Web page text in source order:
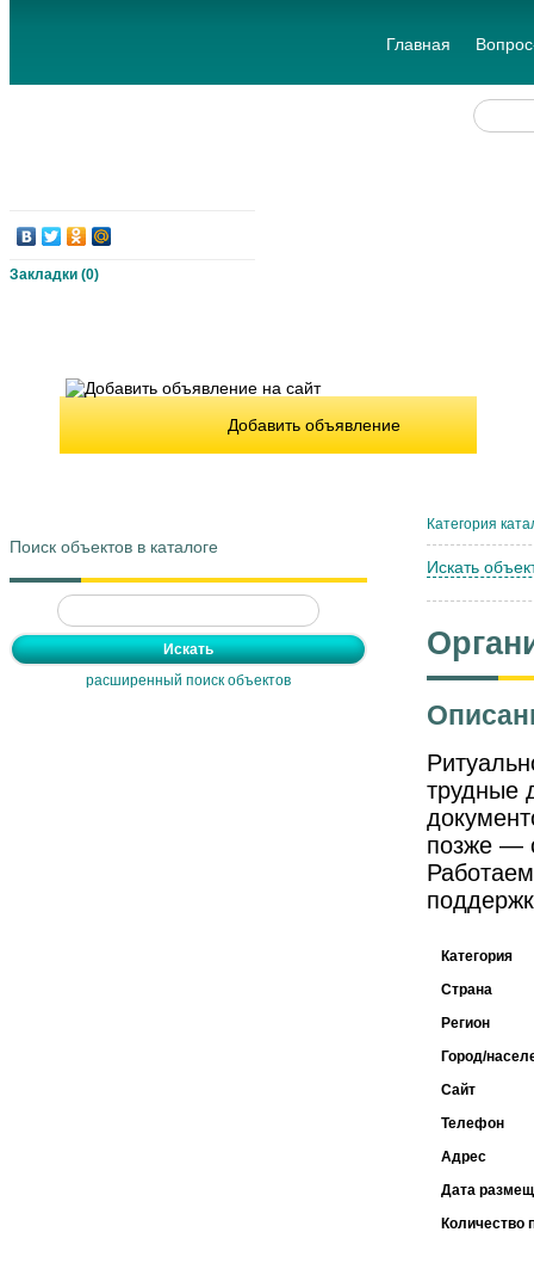
Главная
Закладки (0)
Добавить объявление
Поиск объектов в каталоге
расширенный поиск объектов
Категория
Искать
трудные
позже —
Категория
Страна
Регион
Город/
Сайт
Телефон
Адрес
Дата
Количество